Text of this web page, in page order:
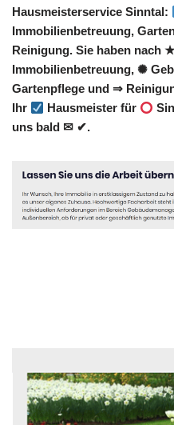
Hausmeisterservice Sinntal:
Immobilienbetreuung,
Reinigung. Sie haben nach
Immobilienbetreuung, ✺
Gartenpflege und ⇒
Ihr
Hausmeister für
uns bald ✉ ✔.